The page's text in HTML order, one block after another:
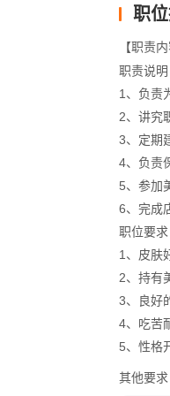
职
【职责内
职责说明
1、负责
2、讲究
3、定期
4、负责
5、参加
6、完成
职位要求
1、皮肤
2、持有
3、良好
4、吃苦
5、性格
其他要求